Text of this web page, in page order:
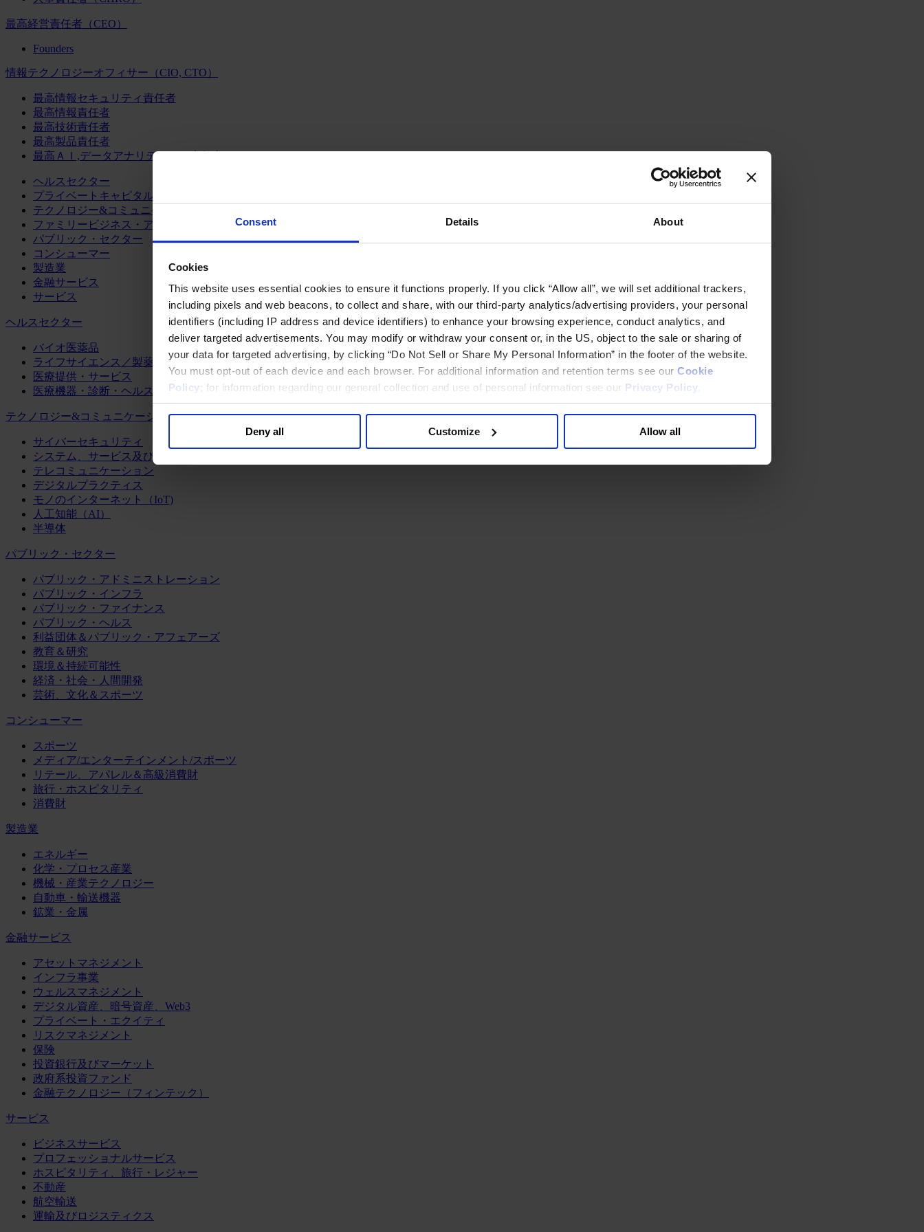
Consent Details About
Cookies
This website uses essential cookies to ensure it functions properly. If you click “Allow all”, we will set additional trackers,
including pixels and web beacons, to collect and share, with our third-party analytics/advertising providers, your personal
identifiers (including IP address and device identifiers) to enhance your browsing experience, conduct analytics, and
deliver targeted advertisements. You may modify or withdraw your consent or, in the US, object to the sale or sharing of
your data for targeted advertising, by clicking “Do Not Sell or Share My Personal Information” in the footer of the website.
You must opt-out of each device and each browser. For additional information and retention terms see our Cookie
Policy; for information regarding our general collection and use of personal information see our Privacy Policy
Deny all Customize Allow all
最高経営責任者（CEO）
Founders
情報テクノロジーオフィサー（CIO, CTO）
最高情報セキュリティ責任者
最高情報責任者
最高技術責任者
最高製品責任者
最高ＡＩ,データアナリティクス責任者
ヘルスセクター
プライベートキャピタル
テクノロジー&コミュニケーション
ファミリービジネス・アドバイザリー
パブリック・セクター
コンシューマー
製造業
金融サービス
サービス
ヘルスセクター
バイオ医薬品
ライフサイエンス／製薬
医療提供・サービス
医療機器・診断・ヘルスケアテクノロジー
テクノロジー&コミュニケーション
サイバーセキュリティ
システム、サービス及びソフトウェア
テレコミュニケーション
デジタルプラクティス
モノのインターネット（IoT)
人工知能（AI）
半導体
パブリック・セクター
パブリック・アドミニストレーション
パブリック・インフラ
パブリック・ファイナンス
パブリック・ヘルス
利益団体＆パブリック・アフェアーズ
教育＆研究
環境＆持続可能性
経済・社会・人間開発
芸術、文化＆スポーツ
コンシューマー
スポーツ
メディア/エンターテインメント/スポーツ
リテール、アパレル＆高級消費財
旅行・ホスピタリティ
消費財
製造業
エネルギー
化学・プロセス産業
機械・産業テクノロジー
自動車・輸送機器
鉱業・金属
金融サービス
アセットマネジメント
インフラ事業
ウェルスマネジメント
デジタル資産、暗号資産、Web3
プライベート・エクイティ
リスクマネジメント
保険
投資銀行及びマーケット
政府系投資ファンド
金融テクノロジー（フィンテック）
サービス
ビジネスサービス
プロフェッショナルサービス
ホスピタリティ、旅行・レジャー
不動産
航空輸送
運輸及びロジスティクス